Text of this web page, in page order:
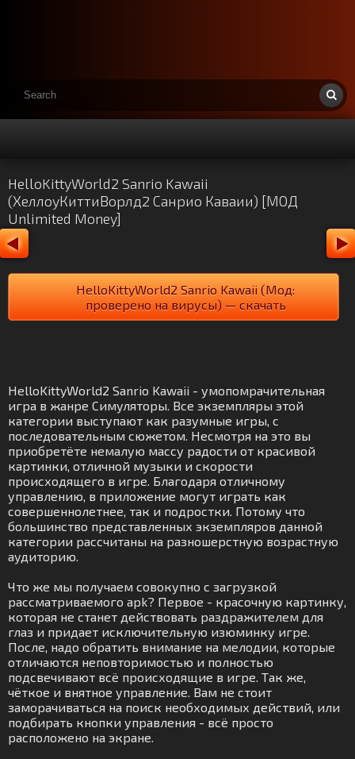
HelloKittyWorld2 Sanrio Kawaii
(ХеллоуКиттиВорлд2 Санрио Каваии) [МОД
Unlimited Money]
HelloKittyWorld2 Sanrio Kawaii (Мод:
проверено на вирусы) — скачать
HelloKittyWorld2 Sanrio Kawaii - умопомрачительная
игра в жанре Симуляторы. Все экземпляры этой
категории выступают как разумные игры, с
последовательным сюжетом. Несмотря на это вы
приобретёте немалую массу радости от красивой
картинки, отличной музыки и скорости
происходящего в игре. Благодаря отличному
управлению, в приложение могут играть как
совершеннолетнее, так и подростки. Потому что
большинство представленных экземпляров данной
категории рассчитаны на разношерстную возрастную
аудиторию.
Что же мы получаем совокупно с загрузкой
рассматриваемого apk? Первое - красочную картинку,
которая не станет действовать раздражителем для
глаз и придает исключительную изюминку игре.
После, надо обратить внимание на мелодии, которые
отличаются неповторимостью и полностью
подсвечивают всё происходящие в игре. Так же,
чёткое и внятное управление. Вам не стоит
заморачиваться на поиск необходимых действий, или
подбирать кнопки управления - всё просто
расположено на экране.